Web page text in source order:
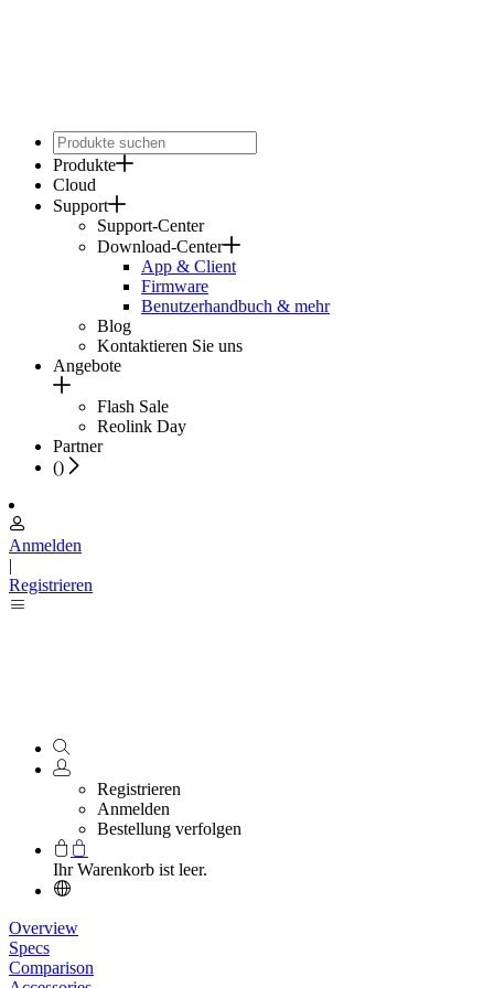
Produkte
Cloud
Support
Support-Center
Download-Center
App & Client
Firmware
Benutzerhandbuch & mehr
Blog
Kontaktieren Sie uns
Angebote
Flash Sale
Reolink Day
Partner
()
Anmelden
|
Registrieren
Registrieren
Anmelden
Bestellung verfolgen
Ihr Warenkorb ist leer.
Overview
Specs
Comparison